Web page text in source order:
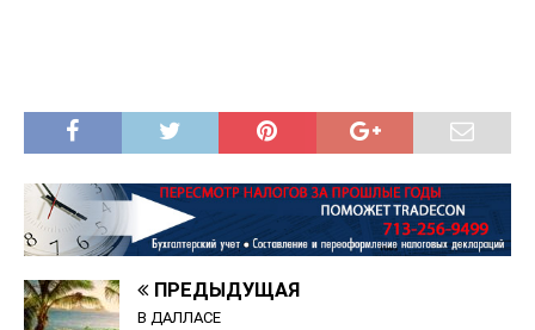
ПРЕДЫДУЩАЯ
В ДАЛЛАСЕ